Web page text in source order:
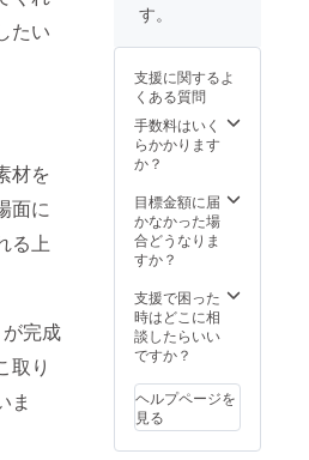
たい
材を
面に
る上
完成
取り
ま
※詳細日
ルやり
とりに
て参加
メン
程を合
わせ決
めま
3-4名ひ
と組み
をラン
ダムに
ランチ
をしま
す。 ※
贅沢ラ
す。
支援に関するよ
くある質問
手数料はいく
らかかります
か？
目標金額に届
かなかった場
合どうなりま
すか？
支援で困った
時はどこに相
談したらいい
ですか？
ヘルプページを
見る